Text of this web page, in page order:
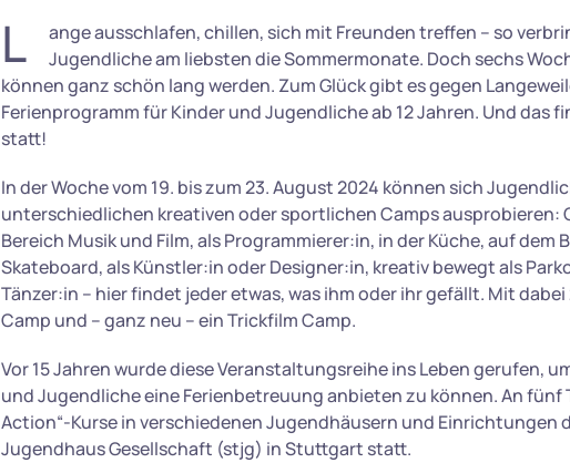
L
ange ausschlafen, chillen, sich mit Freunden treffen – so
Jugendliche am liebsten die Sommermonate. Doch sechs
können ganz schön lang werden. Zum Glück gibt es gegen
Ferienprogramm für Kinder und Jugendliche ab 12 Jahren. Und das
statt!
In der Woche vom 19. bis zum 23. August 2024 können sich
unterschiedlichen kreativen oder sportlichen Camps ausprobieren:
Bereich Musik und Film, als Programmierer:in, in der Küche, auf dem
Skateboard, als Künstler:in oder Designer:in, kreativ bewegt als
Tänzer:in – hier findet jeder etwas, was ihm oder ihr gefällt. Mit dabei
Camp und – ganz neu – ein Trickfilm Camp.
Vor 15 Jahren wurde diese Veranstaltungsreihe ins Leben gerufen,
und Jugendliche eine Ferienbetreuung anbieten zu können. An fünf
Action“-Kurse in verschiedenen Jugendhäusern und Einrichtungen
Jugendhaus Gesellschaft (stjg) in Stuttgart statt.